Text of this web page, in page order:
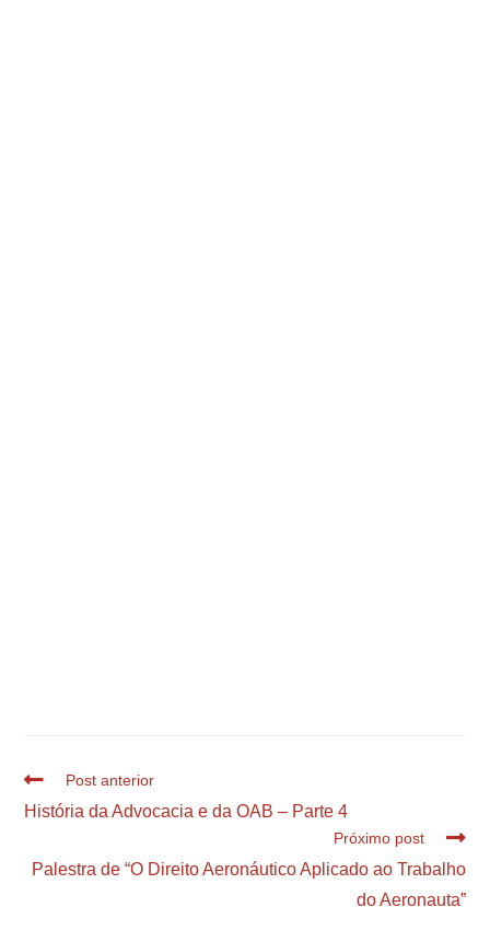
Post anterior
História da Advocacia e da OAB – Parte 4
Próximo post
Palestra de “O Direito Aeronáutico Aplicado ao Trabalho
do Aeronauta”